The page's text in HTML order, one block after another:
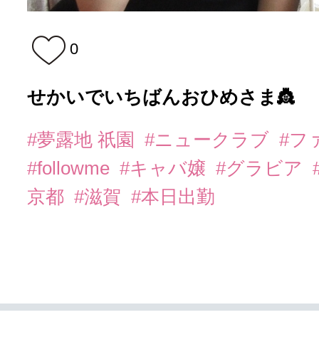
0
せかいでいちばんおひめさま👸
#夢露地 祇園 #ニュークラブ #フ
#followme #キャバ嬢 #グラビア
京都 #滋賀 #本日出勤